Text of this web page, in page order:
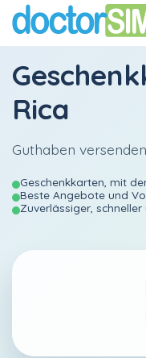
Rica
Guthaben
Geschenkkarten, mit
Beste Angebote und
Zuverlässiger,